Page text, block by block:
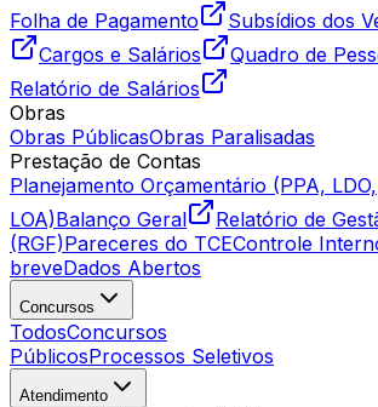
Folha de Pagamento
Subsídios dos
Cargos e Salários
Quadro de
Relatório de Salários
Obras
Obras PúblicasObras Paralisadas
Prestação de Contas
Planejamento Orçamentário (PPA, LDO,
LOA)Balanço Geral
Relatório de
(RGF)Pareceres do TCEControle
breveDados Abertos
Concursos
TodosConcursos
PúblicosProcessos Seletivos
Atendimento